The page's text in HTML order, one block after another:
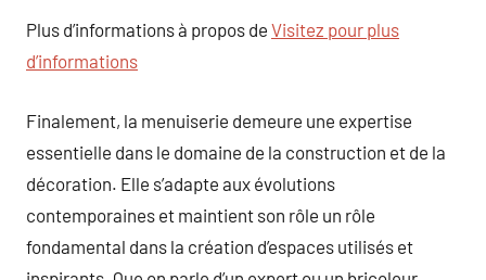
Plus d’informations à propos de Visitez pour plus
d’informations
Finalement, la menuiserie demeure une expertise
essentielle dans le domaine de la construction et de la
décoration. Elle s’adapte aux évolutions
contemporaines et maintient son rôle un rôle
fondamental dans la création d’espaces utilisés et